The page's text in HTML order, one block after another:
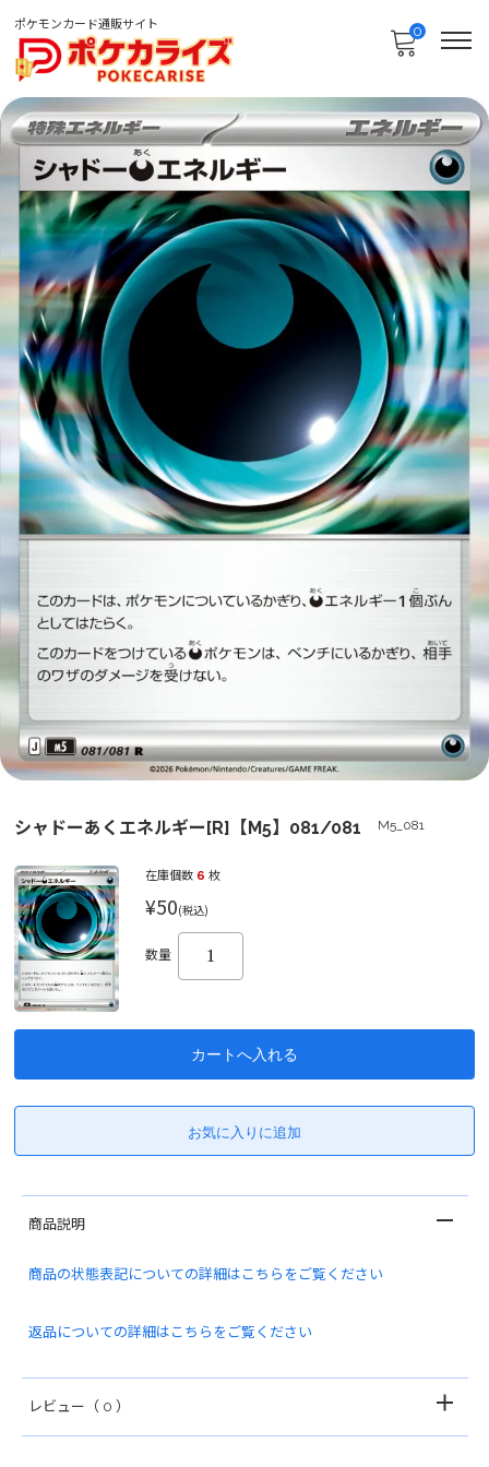
ポケモンカード通販サイト 0
シャドーあくエネルギー[R]【M5】081/081 M5_081
在庫個数 6 枚
¥50(税込)
数量
商品説明
商品の状態表記についての詳細はこちらをご覧ください
返品についての詳細はこちらをご覧ください
レビュー （ 0 ）